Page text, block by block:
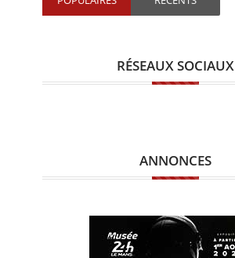
RÉSEAUX SOCIAUX
ANNONCES